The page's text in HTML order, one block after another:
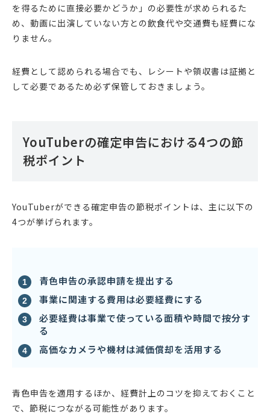
を得るために直接必要かどうか」の必要性が求められるた
め、動画に出演していない方との飲食代や交通費も経費にな
りません。
経費として認められる場合でも、レシートや領収書は証拠と
して必要であるため必ず保管しておきましょう。
YouTuberの確定申告における4つの節
税ポイント
YouTuberができる確定申告の節税ポイントは、主に以下の
4つが挙げられます。
青色申告の承認申請を提出する
事業に関連する費用は必要経費にする
必要経費は事業で使っている面積や時間で按分す
る
高価なカメラや機材は減価償却を活用する
青色申告を適用するほか、経費計上のコツを抑えておくこと
で、節税につながる可能性があります。